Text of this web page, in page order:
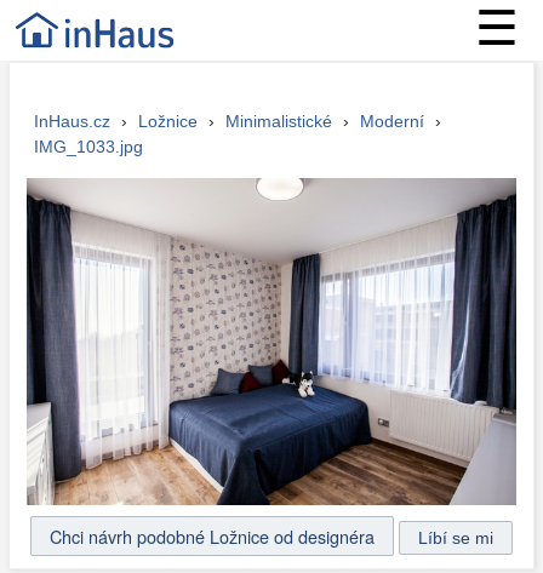
☰
InHaus.cz › Ložnice › Minimalistické › Moderní ›
IMG_1033.jpg
Chci návrh podobné Ložnice od designéra